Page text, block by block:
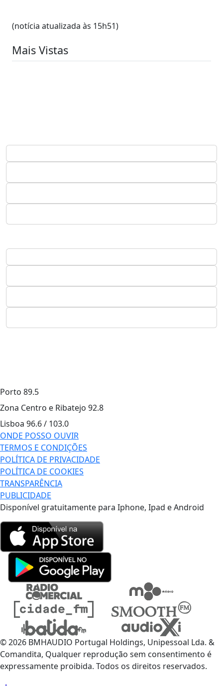
(notícia atualizada às 15h51)
Mais Vistas
Porto 89.5
Zona Centro e Ribatejo 92.8
Lisboa 96.6 / 103.0
ONDE POSSO OUVIR
TERMOS E CONDIÇÕES
POLÍTICA DE PRIVACIDADE
POLÍTICA DE COOKIES
TRANSPARÊNCIA
PUBLICIDADE
Disponível gratuitamente para Iphone, Ipad e Android
© 2026 BMHAUDIO Portugal Holdings, Unipessoal Lda. &
Comandita, Qualquer reprodução sem consentimento é
expressamente proibida. Todos os direitos reservados.